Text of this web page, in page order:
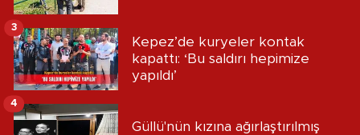
Kepez’de kuryeler kontak
kapattı: ‘Bu saldırı hepimize
yapıldı’
3
Güllü'nün kızına ağırlaştırılmış
4